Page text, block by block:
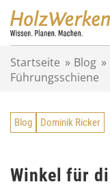
Startseite » Blog »
Führungsschiene
Blog Dominik Ricker
Winkel für